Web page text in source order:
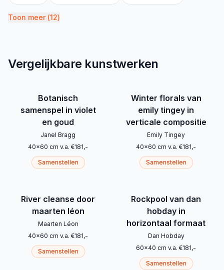
Toon meer(12)
Vergelijkbare kunstwerken
Botanisch
samenspel in violet
en goud
Janel Bragg
40x60 cm v.a. €181,-
Samenstellen
Winter florals van
emily tingey in
verticale compositie
Emily Tingey
40x60 cm v.a. €181,-
Samenstellen
River cleanse door
maarten léon
Maarten Léon
40x60 cm v.a. €181,-
Samenstellen
Rockpool van dan
hobday in
horizontaal formaat
Dan Hobday
60x40 cm v.a. €181,-
Samenstellen